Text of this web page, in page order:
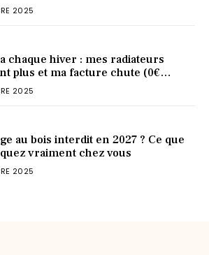
2025
chaque hiver : mes radiateurs
plus et ma facture chute (0€
2025
au bois interdit en 2027 ? Ce que
vraiment chez vous
2025